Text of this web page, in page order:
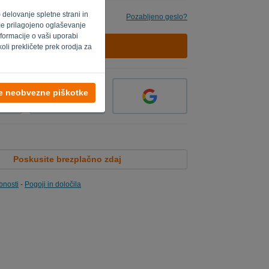
spletne strani in
prilagojeno oglaševanje
o vaši uporabi
prekličete prek orodja za
neobvezne piškotke
Pozabljeno geslo?
PRIJAVA
Poskusite brezplačno zdaj
- Pogoji in določila